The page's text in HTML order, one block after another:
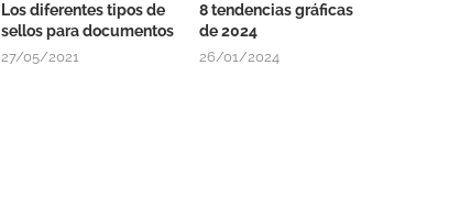
Los diferentes tipos de
sellos para documentos
27/05/2021
8 tendencias gráficas
de 2024
26/01/2024